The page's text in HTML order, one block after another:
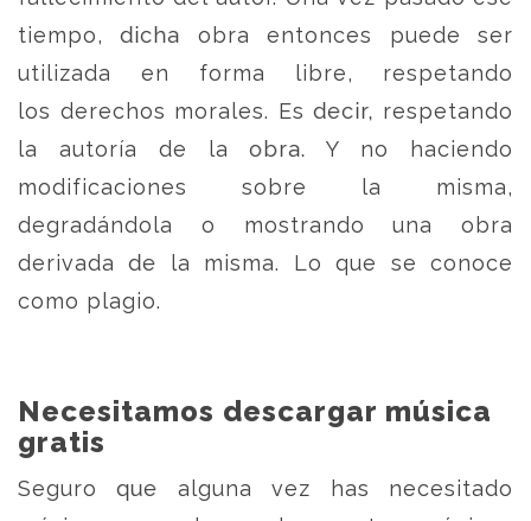
tiempo, dicha obra entonces puede ser
utilizada en forma libre, respetando
los derechos morales. Es decir, respetando
la autoría de la obra. Y no haciendo
modificaciones sobre la misma,
degradándola o mostrando una obra
derivada de la misma. Lo que se conoce
como plagio.
Necesitamos descargar música
gratis
Seguro que alguna vez has necesitado